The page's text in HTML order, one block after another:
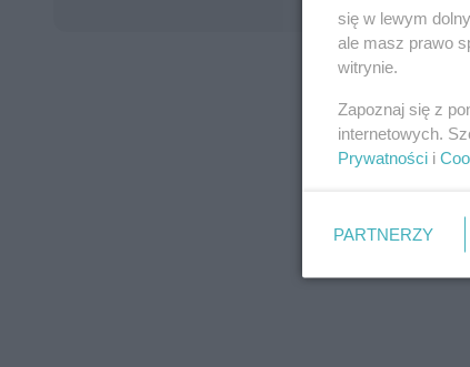
się w lewym
ale masz prawo
witrynie.
Zapoznaj się z
internetowych.
Prywatności i
PARTNERZY